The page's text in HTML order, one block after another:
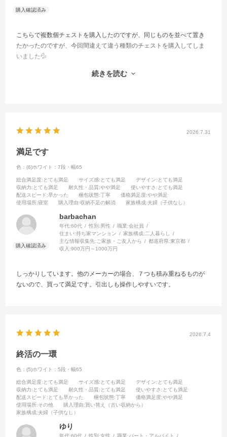
こちらで複数個チェストを購入したのですが、同じものを並べて置き
たかったのですが、今回間違えて違う種類のチェストを購入してしま
いました💦
続きを読む
2026.7.31
満足です
色：(6)ホワイト：7段・幅65
総合満足度:とても満足 サイズ感:とても満足 デザイン:とても満足
収納力:とても満足 耐久性・品質:やや満足 使いやすさ :とても満足
配送スピード:早かった 梱包状態:丁寧 価格満足度:やや満足
使用場所:寝室 購入理由:収納不足の解消 家族構成:夫婦（子供なし）
barbachan
年代:60代 性別:男性 職業:会社員
住まい:持ち家マンション 家族構成:二人暮らし
主な情報収集先: ご家族・ご友人から 都道府県:東京都
収入:900万円～1000万円
しっかりしています。他のメーカーの場合、７つも積み重ねるものが
ないので、買って満足です。引出しも操作しやすいです。
2026.7.4
終活の一環
色：(5)ホワイト：5段・幅65
総合満足度:とても満足 サイズ感:とても満足 デザイン:とても満足
収納力:とても満足 耐久性・品質:とても満足 使いやすさ :とても満足
配送スピード:とても早かった 梱包状態:丁寧 価格満足度:やや満足
使用場所:その他 購入理由:買い替え（古い収納から）
家族構成:夫婦（子供なし）
ゆり
年代:60代 性別:女性 職業:パート・アルバイト